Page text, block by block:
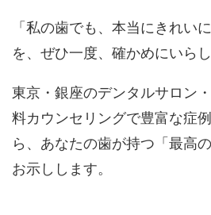
「私の歯でも、本当にきれい
を、ぜひ一度、確かめにいら
東京・銀座のデンタルサロン
料カウンセリングで豊富な症
ら、あなたの歯が持つ「最高
お示しします。